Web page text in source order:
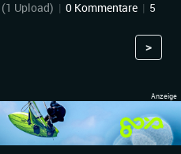
(1 Upload) | 0 Kommentare | 5
>